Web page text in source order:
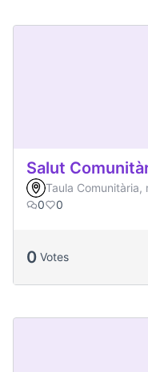
Salut
Taula Comunitària,
0
0
0 Votes